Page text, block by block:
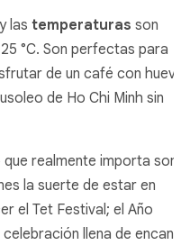
las temperaturas son
°C. Son perfectas para
de un café con
de Ho Chi Minh sin
realmente importa son
la suerte de estar en
el Tet Festival; el Año
llena de